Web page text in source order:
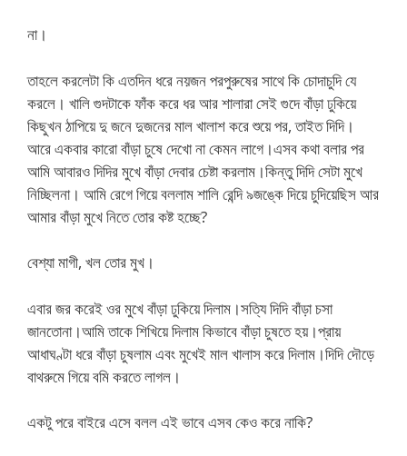
না।
তাহলে করলেটা কি এতদিন ধরে নয়জন পরপুরুষের সাথে কি চোদাচুদি যে
করলে। খালি গুদটাকে ফাঁক করে ধর আর শালারা সেই গুদে বাঁড়া ঢুকিয়ে
কিছুখন ঠাপিয়ে দু জনে দুজনের মাল খালাশ করে শুয়ে পর, তাইত দিদি।
আরে একবার কারো বাঁড়া চুষে দেখো না কেমন লাগে।এসব কথা বলার পর
আমি আবারও দিদির মুখে বাঁড়া দেবার চেষ্টা করলাম।কিন্তু দিদি সেটা মুখে
নিচ্ছিলনা। আমি রেগে গিয়ে বললাম শালি রেন্দি ৯জঙ্কে দিয়ে চুদিয়েছিস আর
আমার বাঁড়া মুখে নিতে তোর কষ্ট হচ্ছে?
বেশ্যা মাগী, খল তোর মুখ।
এবার জর করেই ওর মুখে বাঁড়া ঢুকিয়ে দিলাম।সত্যি দিদি বাঁড়া চসা
জানতোনা।আমি তাকে শিখিয়ে দিলাম কিভাবে বাঁড়া চুষতে হয়।প্রায়
আধাঘণ্টা ধরে বাঁড়া চুষলাম এবং মুখেই মাল খালাস করে দিলাম।দিদি দৌড়ে
বাথরুমে গিয়ে বমি করতে লাগল।
একটু পরে বাইরে এসে বলল এই ভাবে এসব কেও করে নাকি?